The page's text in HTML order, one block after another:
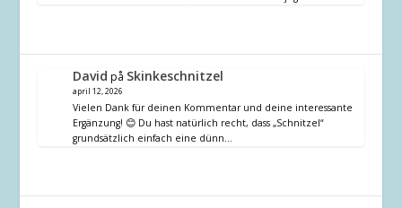
David på Skinkeschnitzel
april 12, 2026
Vielen Dank für deinen Kommentar und deine interessante
Ergänzung! 😊 Du hast natürlich recht, dass „Schnitzel“
grundsätzlich einfach eine dünn…